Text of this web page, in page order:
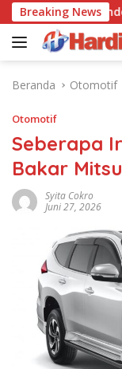
Langsung
ke
konten
Breaking News
Hingga Indonesia
Beranda Otomotif
Otomotif
Seberapa
Bakar
Syita Cokro
Juni 27, 2026